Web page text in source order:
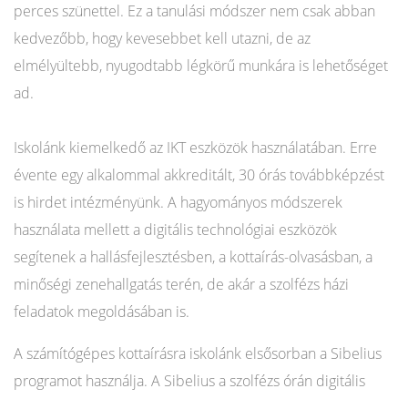
perces szünettel. Ez a tanulási módszer nem csak abban
kedvezőbb, hogy kevesebbet kell utazni, de az
elmélyültebb, nyugodtabb légkörű munkára is lehetőséget
ad.
Iskolánk kiemelkedő az IKT eszközök használatában. Erre
évente egy alkalommal akkreditált, 30 órás továbbképzést
is hirdet intézményünk. A hagyományos módszerek
használata mellett a digitális technológiai eszközök
segítenek a hallásfejlesztésben, a kottaírás-olvasásban, a
minőségi zenehallgatás terén, de akár a szolfézs házi
feladatok megoldásában is.
A számítógépes kottaírásra iskolánk elsősorban a Sibelius
programot használja. A Sibelius a szolfézs órán digitális